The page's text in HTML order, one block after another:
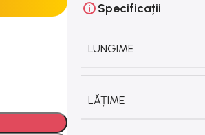
Specificații
LUNGIME
LĂȚIME